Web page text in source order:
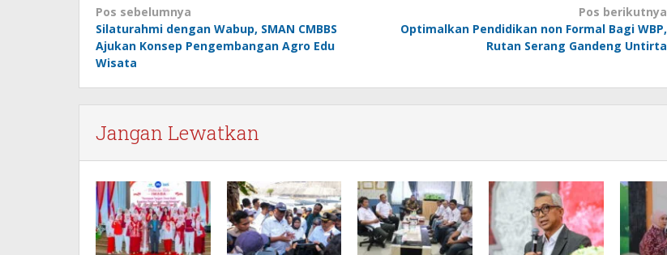
Navigasi
pos
Pos sebelumnya
Silaturahmi dengan Wabup, SMAN CMBBS
Ajukan Konsep Pengembangan Agro Edu
Wisata
Pos berikutnya
Optimalkan Pendidikan non Formal Bagi WBP,
Rutan Serang Gandeng Untirta
Jangan Lewatkan